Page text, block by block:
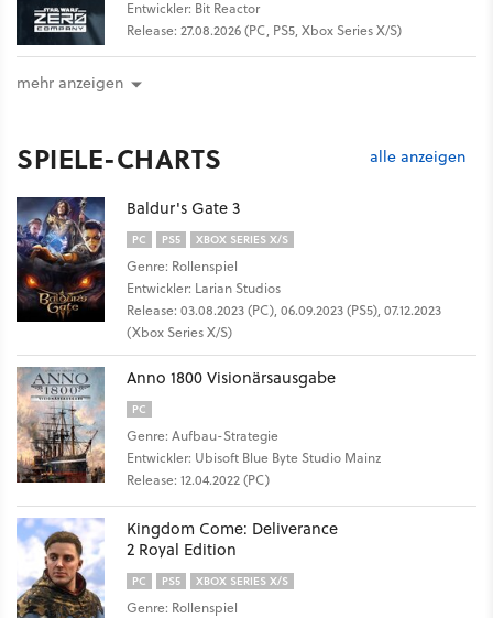
Entwickler: Bit Reactor
Release: 27.08.2026 (PC, PS5, Xbox Series X/S)
mehr anzeigen
SPIELE-CHARTS alle anzeigen
Baldur's Gate 3
PC PS5 XBOX SERIES X/S
Genre: Rollenspiel
Entwickler: Larian Studios
Release: 03.08.2023 (PC), 06.09.2023 (PS5), 07.12.2023
(Xbox Series X/S)
Anno 1800 Visionärsausgabe
PC
Genre: Aufbau-Strategie
Entwickler: Ubisoft Blue Byte Studio Mainz
Release: 12.04.2022 (PC)
Kingdom Come: Deliverance
2 Royal Edition
PC PS5 XBOX SERIES X/S
Genre: Rollenspiel